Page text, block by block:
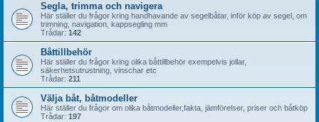
Segla, trimma och navigera
Här ställer du frågor kring handhavande av segelbåtar, inför köp av segel, om
trimning, navigation, kappsegling mm
Trådar: 142
Båttillbehör
Här ställer du frågor kring olika båttillbehör exempelvis jollar,
säkerhetsutrustning, vinschar etc
Trådar: 211
Välja båt, båtmodeller
Här ställer du frågor om olika båtmodeller,fakta, jämförelser, priser och båtköp
Trådar: 197